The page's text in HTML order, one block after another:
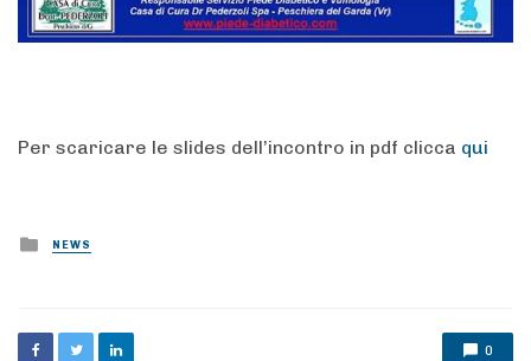
Per scaricare le slides dell’incontro in pdf clicca qui
Posted
in
NEWS
0